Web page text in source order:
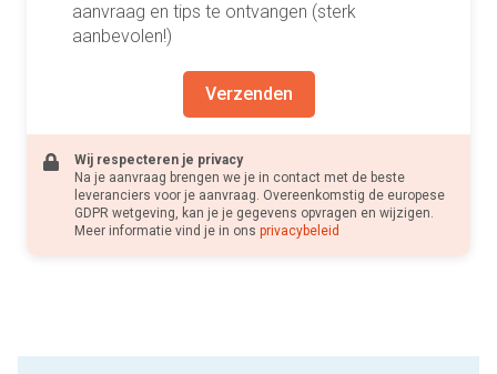
aanvraag en tips te ontvangen (sterk
aanbevolen!)
Verzenden
Wij respecteren je privacy
Na je aanvraag brengen we je in contact met de beste
leveranciers voor je aanvraag. Overeenkomstig de europese
GDPR wetgeving, kan je je gegevens opvragen en wijzigen.
Meer informatie vind je in ons privacybeleid